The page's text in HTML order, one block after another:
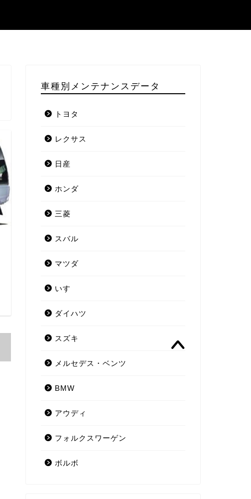
車種別メンテナンスデータ
トヨタ
レクサス
日産
ホンダ
三菱
スバル
マツダ
いすゞ
ダイハツ
スズキ
メルセデス・ベンツ
BMW
アウディ
フォルクスワーゲン
ボルボ